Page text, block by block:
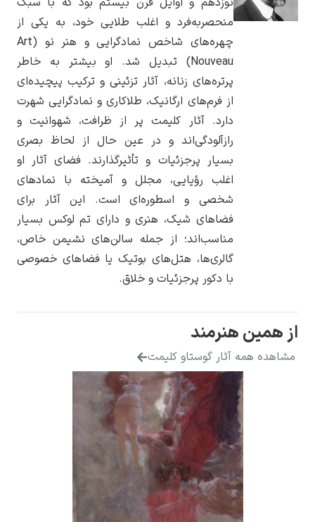
منحصربه‌فرد و اغلب طلایی خود، به یکی از
چهره‌های شاخص نمادگرایی و هنر نو (Art
Nouveau) تبدیل شد. او بیشتر به خاطر
پرتره‌های زنانه، آثار تزئینی و ترکیب پیچیده‌ای
از فرم‌های ارگانیک، طلاکاری و نمادگرایی شهرت
دارد. آثار کلیمت پر از ظرافت، شهوانیت و
رازآلودگی‌اند و در عین حال از لحاظ بصری
بسیار پرجزئیات و تأثیرگذارند. فضای آثار او
اغلب رؤیایی، مجلل و آمیخته با نمادهای
شخصی و اسطوره‌ای است. این آثار برای
فضاهای شیک، هنری و دارای تم لوکس بسیار
مناسب‌اند؛ از جمله سالن‌های نشیمن خاص،
گالری‌ها، هتل‌های بوتیک یا فضاهای خصوصی
با دکور پرجزئیات و خلاق.
گوستاو کلیمت